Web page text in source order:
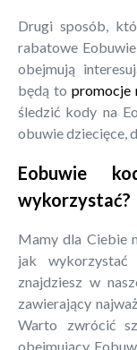
Drugi sposób,
rabatowe
obejmują
będą to promocje
śledzić kody na
obuwie dziecięce,
Eobuwie
wykorzystać?
Mamy dla Ciebie
jak wykorzystać
znajdziesz w
zawierający
Warto zwrócić
obejmujący